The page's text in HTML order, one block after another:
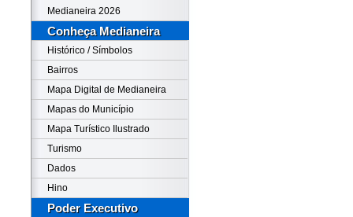
Medianeira 2026
Conheça Medianeira
Histórico / Símbolos
Bairros
Mapa Digital de Medianeira
Mapas do Município
Mapa Turístico Ilustrado
Turismo
Dados
Hino
Poder Executivo